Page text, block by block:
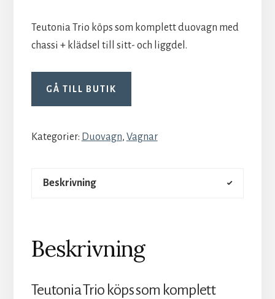
Teutonia Trio köps som komplett duovagn med
chassi + klädsel till sitt- och liggdel.
GÅ TILL BUTIK
Kategorier: Duovagn, Vagnar
Beskrivning
Beskrivning
Teutonia Trio köps som komplett